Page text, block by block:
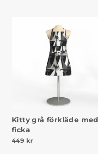
Kitty grå förkläde med
ficka
449 kr